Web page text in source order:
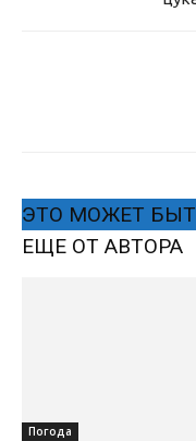
ЭТО МОЖЕТ
ЕЩЕ ОТ АВТОРА
Погода